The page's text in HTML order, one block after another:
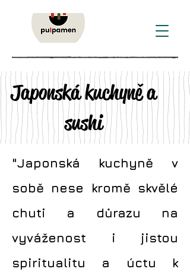
Japonská kuchyně a
sushi
"Japonská kuchyně v
sobě nese kromě skvělé
chuti a důrazu na
vyváženost i jistou
spiritualitu a úctu k